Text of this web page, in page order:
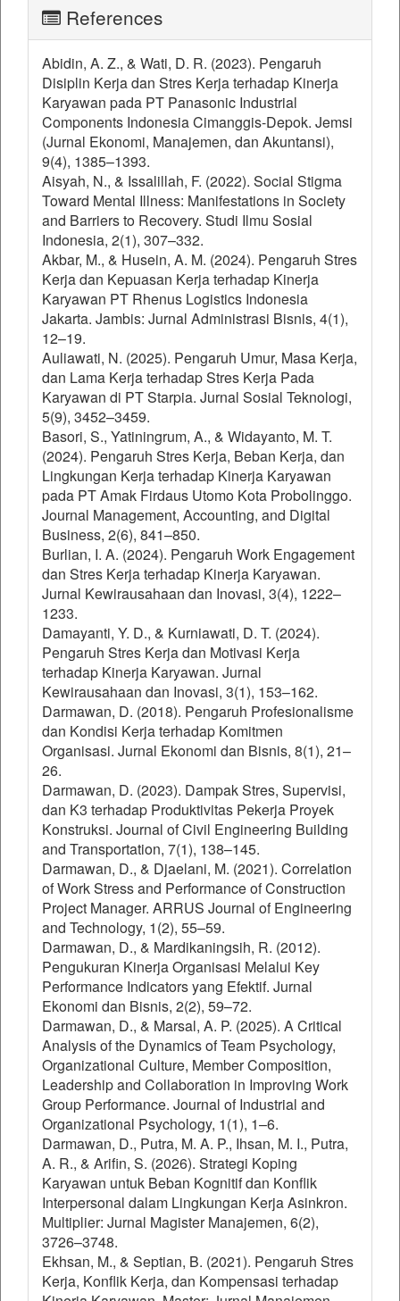
References
Abidin, A. Z., & Wati, D. R. (2023). Pengaruh
Disiplin Kerja dan Stres Kerja terhadap Kinerja
Karyawan pada PT Panasonic Industrial
Components Indonesia Cimanggis-Depok. Jemsi
(Jurnal Ekonomi, Manajemen, dan Akuntansi),
9(4), 1385–1393.
Aisyah, N., & Issalillah, F. (2022). Social Stigma
Toward Mental Illness: Manifestations in Society
and Barriers to Recovery. Studi Ilmu Sosial
Indonesia, 2(1), 307–332.
Akbar, M., & Husein, A. M. (2024). Pengaruh Stres
Kerja dan Kepuasan Kerja terhadap Kinerja
Karyawan PT Rhenus Logistics Indonesia
Jakarta. Jambis: Jurnal Administrasi Bisnis, 4(1),
12–19.
Auliawati, N. (2025). Pengaruh Umur, Masa Kerja,
dan Lama Kerja terhadap Stres Kerja Pada
Karyawan di PT Starpia. Jurnal Sosial Teknologi,
5(9), 3452–3459.
Basori, S., Yatiningrum, A., & Widayanto, M. T.
(2024). Pengaruh Stres Kerja, Beban Kerja, dan
Lingkungan Kerja terhadap Kinerja Karyawan
pada PT Amak Firdaus Utomo Kota Probolinggo.
Journal Management, Accounting, and Digital
Business, 2(6), 841–850.
Burlian, I. A. (2024). Pengaruh Work Engagement
dan Stres Kerja terhadap Kinerja Karyawan.
Jurnal Kewirausahaan dan Inovasi, 3(4), 1222–
1233.
Damayanti, Y. D., & Kurniawati, D. T. (2024).
Pengaruh Stres Kerja dan Motivasi Kerja
terhadap Kinerja Karyawan. Jurnal
Kewirausahaan dan Inovasi, 3(1), 153–162.
Darmawan, D. (2018). Pengaruh Profesionalisme
dan Kondisi Kerja terhadap Komitmen
Organisasi. Jurnal Ekonomi dan Bisnis, 8(1), 21–
26.
Darmawan, D. (2023). Dampak Stres, Supervisi,
dan K3 terhadap Produktivitas Pekerja Proyek
Konstruksi. Journal of Civil Engineering Building
and Transportation, 7(1), 138–145.
Darmawan, D., & Djaelani, M. (2021). Correlation
of Work Stress and Performance of Construction
Project Manager. ARRUS Journal of Engineering
and Technology, 1(2), 55–59.
Darmawan, D., & Mardikaningsih, R. (2012).
Pengukuran Kinerja Organisasi Melalui Key
Performance Indicators yang Efektif. Jurnal
Ekonomi dan Bisnis, 2(2), 59–72.
Darmawan, D., & Marsal, A. P. (2025). A Critical
Analysis of the Dynamics of Team Psychology,
Organizational Culture, Member Composition,
Leadership and Collaboration in Improving Work
Group Performance. Journal of Industrial and
Organizational Psychology, 1(1), 1–6.
Darmawan, D., Putra, M. A. P., Ihsan, M. I., Putra,
A. R., & Arifin, S. (2026). Strategi Koping
Karyawan untuk Beban Kognitif dan Konflik
Interpersonal dalam Lingkungan Kerja Asinkron.
Multiplier: Jurnal Magister Manajemen, 6(2),
3726–3748.
Ekhsan, M., & Septian, B. (2021). Pengaruh Stres
Kerja, Konflik Kerja, dan Kompensasi terhadap